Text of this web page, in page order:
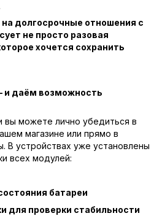
долгосрочные отношения с
не просто разовая
хочется сохранить
и даём возможность
вы можете лично убедиться в
магазине или прямо в
В устройствах уже установлены
всех модулей:
батареи
для проверки стабильности